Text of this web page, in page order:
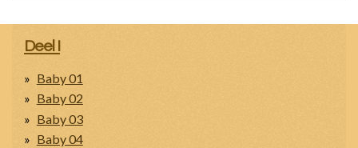
Deel I
Baby 01
Baby 02
Baby 03
Baby 04